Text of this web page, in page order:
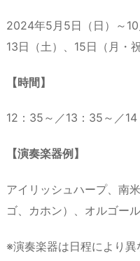
2024年5月5日（日）～
13日（土）、15日（月・
【時間】
12：35～／13：35～／
【演奏楽器例】
アイリッシュハープ、南
ゴ、カホン）、オルゴー
※演奏楽器は日程により異